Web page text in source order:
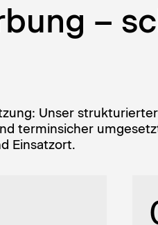
–
Unser
terminsicher
Einsatzort.